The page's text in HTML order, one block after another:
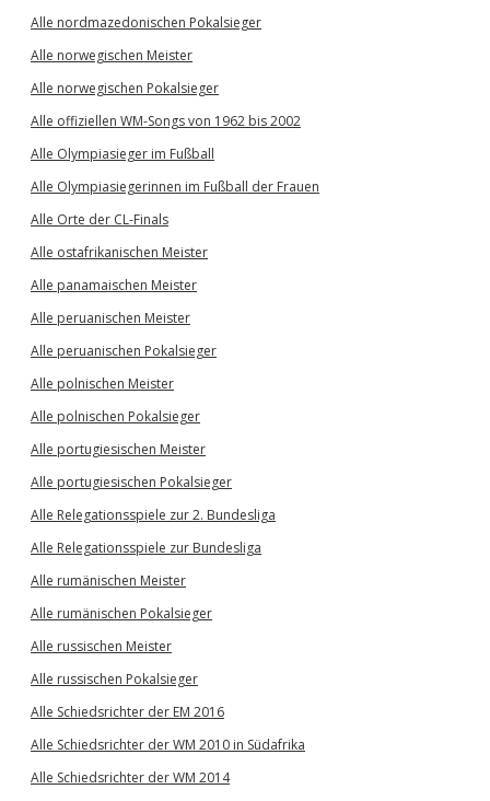
Alle nordmazedonischen Pokalsieger
Alle norwegischen Meister
Alle norwegischen Pokalsieger
Alle offiziellen WM-Songs von 1962 bis 2002
Alle Olympiasieger im Fußball
Alle Olympiasiegerinnen im Fußball der Frauen
Alle Orte der CL-Finals
Alle ostafrikanischen Meister
Alle panamaischen Meister
Alle peruanischen Meister
Alle peruanischen Pokalsieger
Alle polnischen Meister
Alle polnischen Pokalsieger
Alle portugiesischen Meister
Alle portugiesischen Pokalsieger
Alle Relegationsspiele zur 2. Bundesliga
Alle Relegationsspiele zur Bundesliga
Alle rumänischen Meister
Alle rumänischen Pokalsieger
Alle russischen Meister
Alle russischen Pokalsieger
Alle Schiedsrichter der EM 2016
Alle Schiedsrichter der WM 2010 in Südafrika
Alle Schiedsrichter der WM 2014